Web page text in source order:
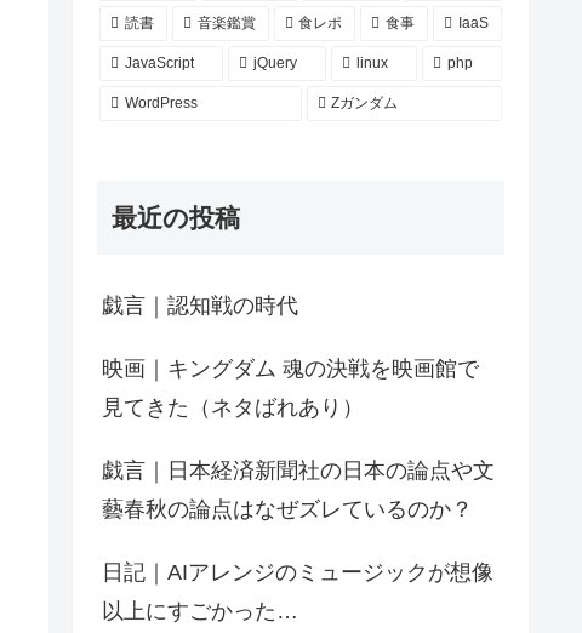
読書 音楽鑑賞 食レポ 食事 IaaS
JavaScript jQuery linux php
WordPress Zガンダム
最近の投稿
戯言｜認知戦の時代
映画｜キングダム 魂の決戦を映画館で
見てきた（ネタばれあり）
戯言｜日本経済新聞社の日本の論点や文
藝春秋の論点はなぜズレているのか？
日記｜AIアレンジのミュージックが想像
以上にすごかった…